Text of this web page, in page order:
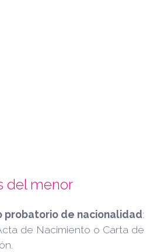
del menor
probatorio de nacionalidad:
de Nacimiento o Carta de